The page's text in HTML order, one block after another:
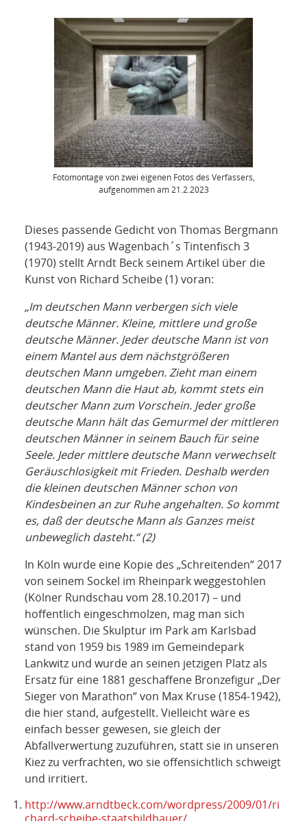
Fotomontage von zwei eigenen Fotos des Verfassers,
aufgenommen am 21.2.2023
Dieses passende Gedicht von Thomas Bergmann
(1943-2019) aus Wagenbach´s Tintenfisch 3
(1970) stellt Arndt Beck seinem Artikel über die
Kunst von Richard Scheibe (1) voran:
„Im deutschen Mann verbergen sich viele
deutsche Männer. Kleine, mittlere und große
deutsche Männer. Jeder deutsche Mann ist von
einem Mantel aus dem nächstgrößeren
deutschen Mann umgeben. Zieht man einem
deutschen Mann die Haut ab, kommt stets ein
deutscher Mann zum Vorschein. Jeder große
deutsche Mann hält das Gemurmel der mittleren
deutschen Männer in seinem Bauch für seine
Seele. Jeder mittlere deutsche Mann verwechselt
Geräuschlosigkeit mit Frieden. Deshalb werden
die kleinen deutschen Männer schon von
Kindesbeinen an zur Ruhe angehalten. So kommt
es, daß der deutsche Mann als Ganzes meist
unbeweglich dasteht.“ (2)
In Köln wurde eine Kopie des „Schreitenden“ 2017
von seinem Sockel im Rheinpark weggestohlen
(Kölner Rundschau vom 28.10.2017) – und
hoffentlich eingeschmolzen, mag man sich
wünschen. Die Skulptur im Park am Karlsbad
stand von 1959 bis 1989 im Gemeindepark
Lankwitz und wurde an seinen jetzigen Platz als
Ersatz für eine 1881 geschaffene Bronzefigur „Der
Sieger von Marathon“ von Max Kruse (1854-1942),
die hier stand, aufgestellt. Vielleicht wäre es
einfach besser gewesen, sie gleich der
Abfallverwertung zuzuführen, statt sie in unseren
Kiez zu verfrachten, wo sie offensichtlich schweigt
und irritiert.
http://www.arndtbeck.com/wordpress/2009/01/ri